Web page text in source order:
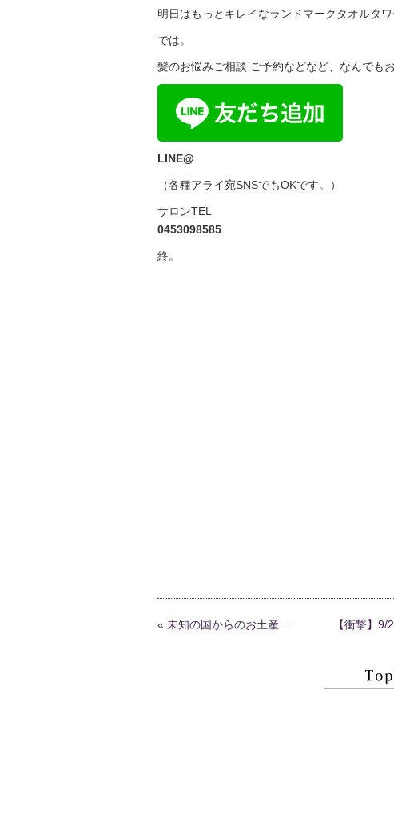
明日はもっとキレイなランドマークタオルタ
では。
髪のお悩みご相談 ご予約などなど、なんでも
LINE@
（各種アライ宛SNSでもOKです。）
サロンTEL
0453098585
終。
« 未知の国からのお土産… 【衝撃】